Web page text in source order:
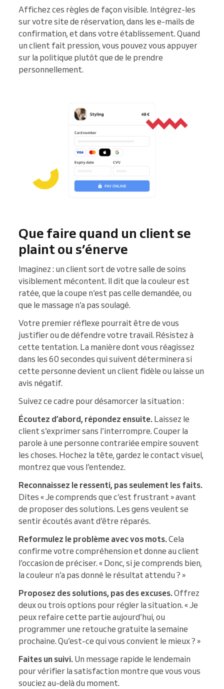
Affichez ces règles de façon visible. Intégrez-les
sur votre site de réservation, dans les e-mails de
confirmation, et dans votre établissement. Quand
un client fait pression, vous pouvez vous appuyer
sur la politique plutôt que de le prendre
personnellement.
Que faire quand un client se
plaint ou s’énerve
Imaginez : un client sort de votre salle de soins
visiblement mécontent. Il dit que la couleur est
ratée, que la coupe n’est pas celle demandée, ou
que le massage n’a pas soulagé.
Votre premier réflexe pourrait être de vous
justifier ou de défendre votre travail. Résistez à
cette tentation. La manière dont vous réagissez
dans les 60 secondes qui suivent déterminera si
cette personne devient un client fidèle ou laisse un
avis négatif.
Suivez ce cadre pour désamorcer la situation :
Écoutez d’abord, répondez ensuite. Laissez le
client s’exprimer sans l’interrompre. Couper la
parole à une personne contrariée empire souvent
les choses. Hochez la tête, gardez le contact visuel,
montrez que vous l’entendez.
Reconnaissez le ressenti, pas seulement les faits.
Dites « Je comprends que c’est frustrant » avant
de proposer des solutions. Les gens veulent se
sentir écoutés avant d’être réparés.
Reformulez le problème avec vos mots.Cela
confirme votre compréhension et donne au client
l’occasion de préciser. « Donc, si je comprends bien,
la couleur n’a pas donné le résultat attendu ? »
Proposez des solutions, pas des excuses.Offrez
deux ou trois options pour régler la situation. « Je
peux refaire cette partie aujourd’hui, ou
programmer une retouche gratuite la semaine
prochaine. Qu’est-ce qui vous convient le mieux ? »
Faites un suivi. Un message rapide le lendemain
pour vérifier la satisfaction montre que vous vous
souciez au-delà du moment.